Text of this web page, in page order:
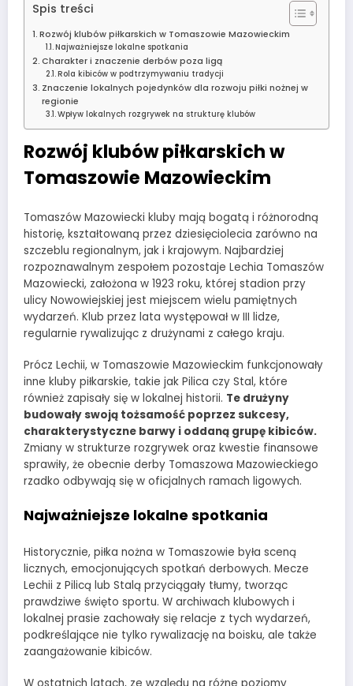
Spis treści
Rozwój klubów piłkarskich w Tomaszowie Mazowieckim
Najważniejsze lokalne spotkania
Charakter i znaczenie derbów poza ligą
Rola kibiców w podtrzymywaniu tradycji
Znaczenie lokalnych pojedynków dla rozwoju piłki nożnej w
regionie
Wpływ lokalnych rozgrywek na strukturę klubów
Rozwój klubów piłkarskich w
Tomaszowie Mazowieckim
Tomaszów Mazowiecki kluby mają bogatą i różnorodną
historię, kształtowaną przez dziesięciolecia zarówno na
szczeblu regionalnym, jak i krajowym. Najbardziej
rozpoznawalnym zespołem pozostaje Lechia Tomaszów
Mazowiecki, założona w 1923 roku, której stadion przy
ulicy Nowowiejskiej jest miejscem wielu pamiętnych
wydarzeń. Klub przez lata występował w III lidze,
regularnie rywalizując z drużynami z całego kraju.
Prócz Lechii, w Tomaszowie Mazowieckim funkcjonowały
inne kluby piłkarskie, takie jak Pilica czy Stal, które
również zapisały się w lokalnej historii. Te drużyny
budowały swoją tożsamość poprzez sukcesy,
charakterystyczne barwy i oddaną grupę kibiców.
Zmiany w strukturze rozgrywek oraz kwestie finansowe
sprawiły, że obecnie derby Tomaszowa Mazowieckiego
rzadko odbywają się w oficjalnych ramach ligowych.
Najważniejsze lokalne spotkania
Historycznie, piłka nożna w Tomaszowie była sceną
licznych, emocjonujących spotkań derbowych. Mecze
Lechii z Pilicą lub Stalą przyciągały tłumy, tworząc
prawdziwe święto sportu. W archiwach klubowych i
lokalnej prasie zachowały się relacje z tych wydarzeń,
podkreślające nie tylko rywalizację na boisku, ale także
zaangażowanie kibiców.